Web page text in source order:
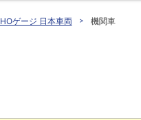
HOゲージ 日本車両 機関車